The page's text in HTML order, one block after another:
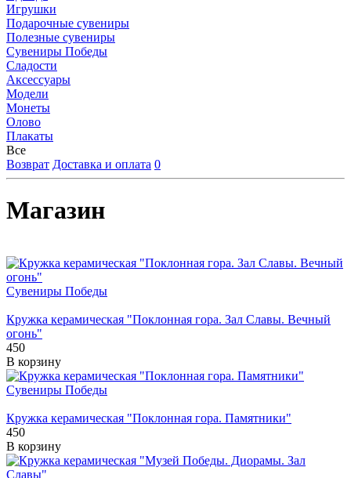
Игрушки
Подарочные сувениры
Полезные сувениры
Сувениры Победы
Сладости
Аксессуары
Модели
Монеты
Олово
Плакаты
Все
Возврат Доставка и оплата 0
Магазин
Сувениры Победы
Кружка керамическая "Поклонная гора. Зал Славы. Вечный
огонь"
450
В корзину
Сувениры Победы
Кружка керамическая "Поклонная гора. Памятники"
450
В корзину